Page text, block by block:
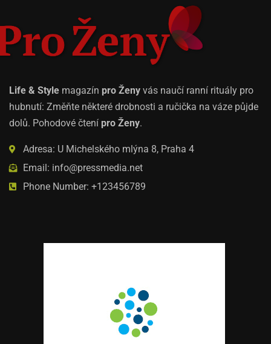
Life & Style magazín pro Ženy vás naučí ranní rituály pro
hubnutí: Změňte některé drobnosti a ručička na váze půjde
dolů. Pohodové čtení pro Ženy.
Adresa: U Michelského mlýna 8, Praha 4
Email: info@pressmedia.net
Phone Number: +123456789